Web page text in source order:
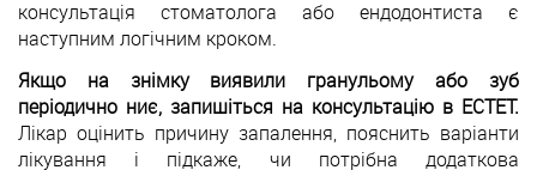
консультація стоматолога або ендодонтиста є
наступним логічним кроком.
Якщо на знімку виявили гранульому або зуб
періодично ниє, запишіться на консультацію в ЕСТЕТ.
Лікар оцінить причину запалення, пояснить варіанти
лікування і підкаже, чи потрібна додаткова